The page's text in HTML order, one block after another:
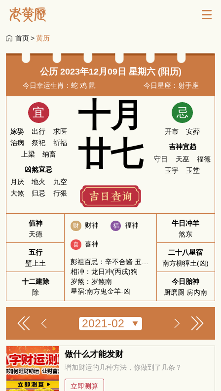
首页>黄历
公历 2023年12月09日 星期六 (阳历)
今日幸运生肖：蛇 鸡 鼠 今日星座：射手座
宜
嫁娶 出行
求医
治病
祭祀
祈福
上梁
纳畜
凶煞宜忌
月厌
地火
九空
大煞
归忌 行狠
十月
廿七
忌
开市
安葬
吉神宜趋
守日
天巫
福德
玉宇
玉堂
值神
天德
五行
壁上土
十二建除
除
财 财神 福 福神
喜 喜神
彭祖百忌：辛不合酱 丑不冠带
相冲：龙日冲(丙戌)狗
岁煞：岁煞南
星宿:南方鬼金羊-凶
牛日冲羊
煞东
二十八星宿
南方柳獐土(凶)
今日胎神
厨磨厕 房内南
做什么才能发财
增加财运的几种方法，你做到了几条？
立即测算